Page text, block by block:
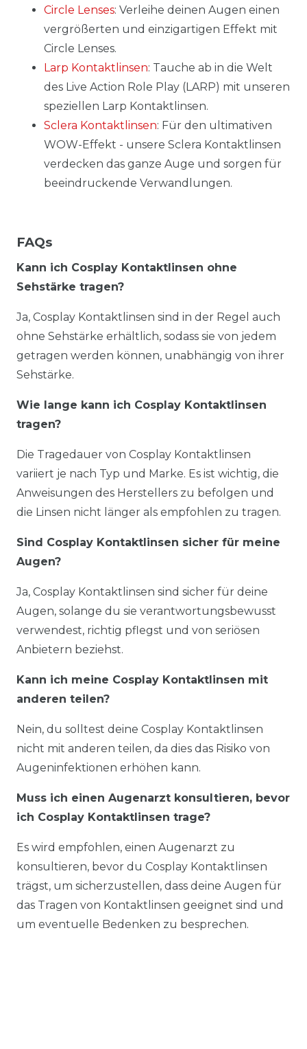
Circle Lenses: Verleihe deinen Augen einen
vergrößerten und einzigartigen Effekt mit
Circle Lenses.
Larp Kontaktlinsen: Tauche ab in die Welt
des Live Action Role Play (LARP) mit unseren
speziellen Larp Kontaktlinsen.
Sclera Kontaktlinsen: Für den ultimativen
WOW-Effekt - unsere Sclera Kontaktlinsen
verdecken das ganze Auge und sorgen für
beeindruckende Verwandlungen.
FAQs
Kann ich Cosplay Kontaktlinsen ohne
Sehstärke tragen?
Ja, Cosplay Kontaktlinsen sind in der Regel auch
ohne Sehstärke erhältlich, sodass sie von jedem
getragen werden können, unabhängig von ihrer
Sehstärke.
Wie lange kann ich Cosplay Kontaktlinsen
tragen?
Die Tragedauer von Cosplay Kontaktlinsen
variiert je nach Typ und Marke. Es ist wichtig, die
Anweisungen des Herstellers zu befolgen und
die Linsen nicht länger als empfohlen zu tragen.
Sind Cosplay Kontaktlinsen sicher für meine
Augen?
Ja, Cosplay Kontaktlinsen sind sicher für deine
Augen, solange du sie verantwortungsbewusst
verwendest, richtig pflegst und von seriösen
Anbietern beziehst.
Kann ich meine Cosplay Kontaktlinsen mit
anderen teilen?
Nein, du solltest deine Cosplay Kontaktlinsen
nicht mit anderen teilen, da dies das Risiko von
Augeninfektionen erhöhen kann.
Muss ich einen Augenarzt konsultieren, bevor
ich Cosplay Kontaktlinsen trage?
Es wird empfohlen, einen Augenarzt zu
konsultieren, bevor du Cosplay Kontaktlinsen
trägst, um sicherzustellen, dass deine Augen für
das Tragen von Kontaktlinsen geeignet sind und
um eventuelle Bedenken zu besprechen.